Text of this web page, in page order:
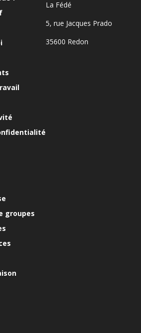
La Fédé
5, rue Jacques Prado
35600 Redon
groupes